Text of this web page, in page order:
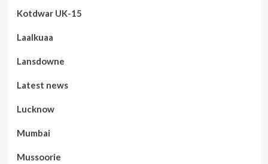
Kotdwar UK-15
Laalkuaa
Lansdowne
Latest news
Lucknow
Mumbai
Mussoorie